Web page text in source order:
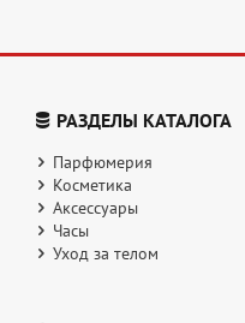
РАЗДЕЛЫ КАТАЛОГА
Парфюмерия
Косметика
Аксессуары
Часы
Уход за телом